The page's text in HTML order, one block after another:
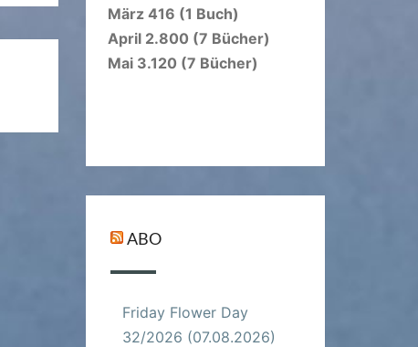
März 416 (1 Buch)
April 2.800 (7 Bücher)
Mai 3.120 (7 Bücher)
ABO
Friday Flower Day
32/2026 (07.08.2026)